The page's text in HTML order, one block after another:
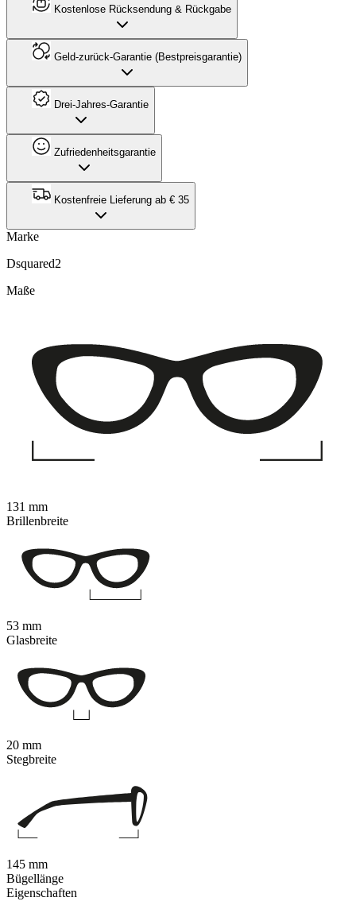
Kostenlose Rücksendung & Rückgabe
Geld-zurück-Garantie (Bestpreisgarantie)
Drei-Jahres-Garantie
Zufriedenheitsgarantie
Kostenfreie Lieferung ab € 35
Marke
Dsquared2
Eigenschaften
Maße
131 mm
Brillenbreite
53 mm
Glasbreite
20 mm
Stegbreite
145 mm
Bügellänge